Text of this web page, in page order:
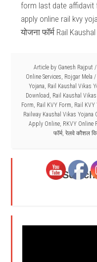
form last date affidavit
apply online rail kvy
योजना फॉर्म Rail
Article by Ganesh Rajput /
Online Services, Rojgar Mela /
Yojana, Rail Kaushal Vikas
Download, Rail Kaushal
Form, Rail KVY Form, Rail KVY
Railway Kaushal Vikas Yojana
Apply Online, RKVY Online
फॉर्म, रेलवे कौशल
Search